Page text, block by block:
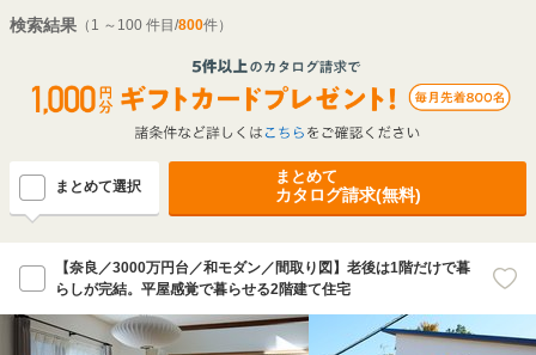
検索結果 （1 ～100 件目/800件）
まとめて選択
まとめて
カタログ請求(無料)
【奈良／3000万円台／和モダン／間取り図】老後は1階だけで暮
らしが完結。平屋感覚で暮らせる2階建て住宅